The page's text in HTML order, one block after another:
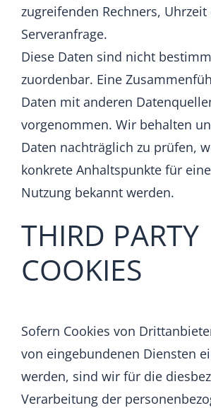
zugreifenden Rechners, Uhrzeit
Serveranfrage.
Diese Daten sind nicht
zuordenbar. Eine
Daten mit anderen
vorgenommen. Wir behalten
Daten nachträglich zu prüfen,
konkrete Anhaltspunkte für
Nutzung bekannt werden.
THIRD PARTY
COOKIES
Sofern Cookies von
von eingebundenen Diensten
werden, sind wir für die
Verarbeitung der